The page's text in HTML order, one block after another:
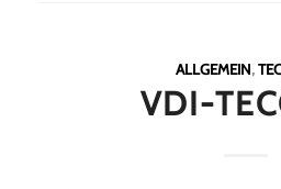
ALLGEMEIN,
VDI-